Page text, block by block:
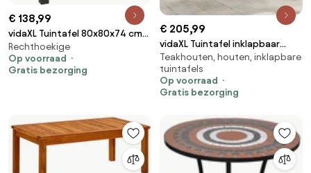
€ 138,99
vidaXL Tuintafel 80x80x74 cm
aluminium en HKC zwart
Rechthoekige
Op voorraad
Gratis bezorging
€ 205,99
vidaXL Tuintafel inklapbaar
120x70x75 cm massief
teakhout
Teakhouten, houten, inklapbare
tuintafels
Op voorraad
Gratis bezorging